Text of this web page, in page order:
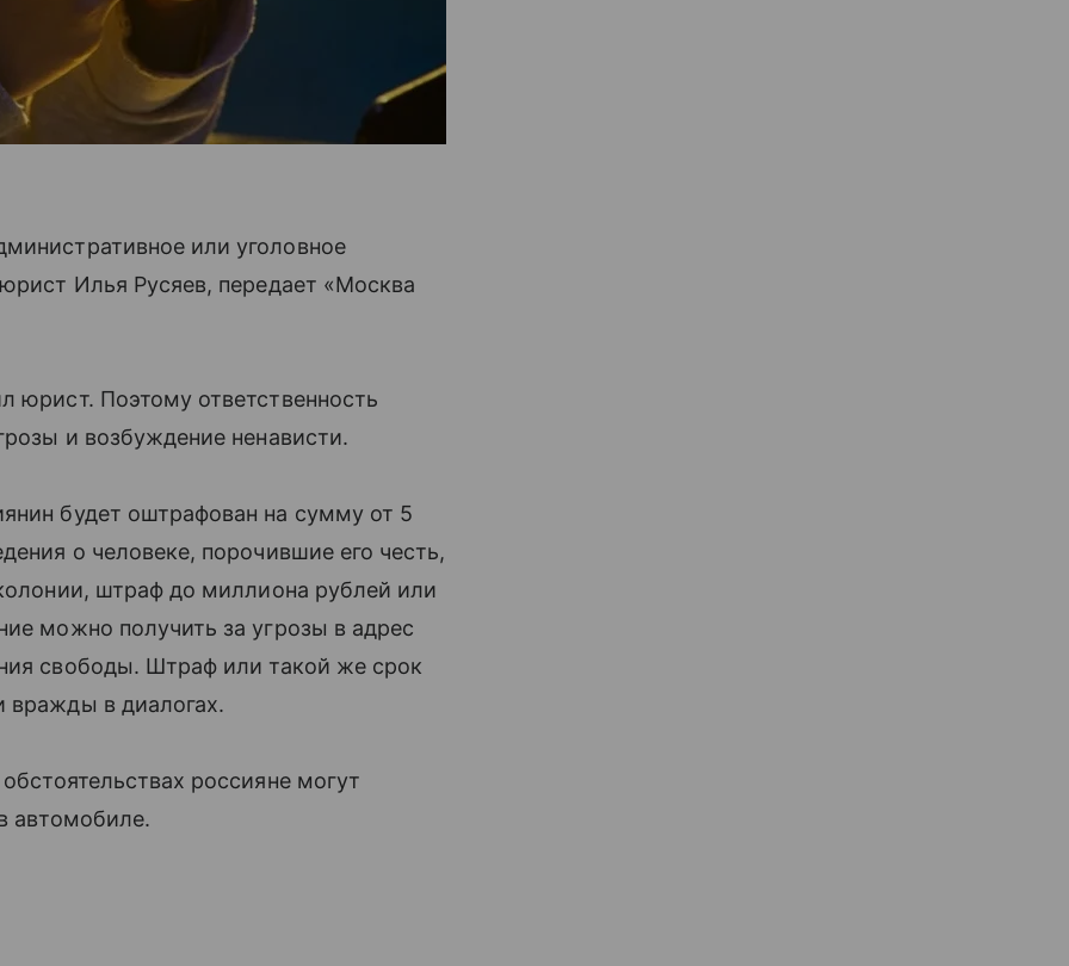
или уголовное
Илья Русяев, передает «Москва
юрист. Поэтому ответственность
и возбуждение ненависти.
будет оштрафован на сумму от 5
о человеке, порочившие его честь,
штраф до миллиона рублей или
можно получить за угрозы в адрес
свободы. Штраф или такой же срок
вражды в диалогах.
россияне могут
автомобиле.